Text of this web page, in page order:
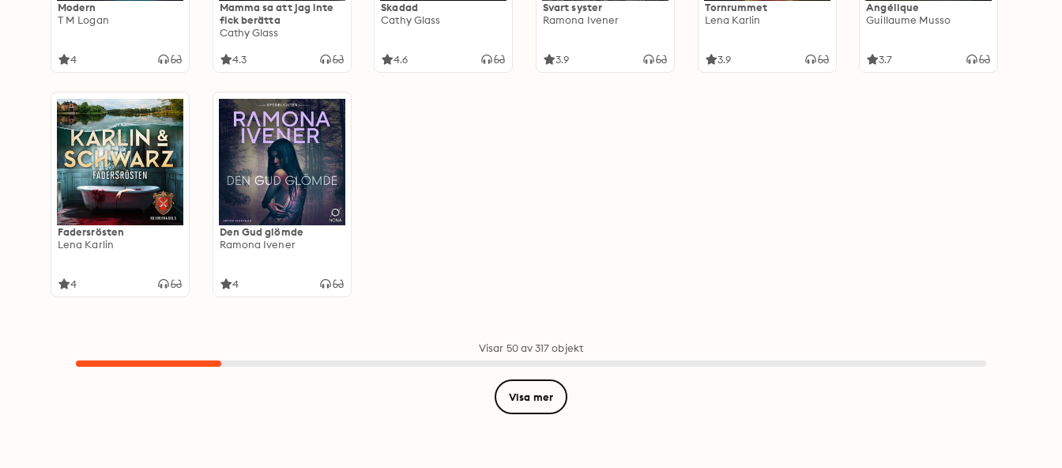
Modern
T M Logan
4
Mamma sa att jag inte
fick berätta
Cathy Glass
4.3
Skadad
Cathy Glass
4.6
Svart syster
Ramona Ivener
3.9
Tornrummet
Lena Karlin
3.9
Angélique
Guillaume Musso
3.7
Fadersrösten
Lena Karlin
4
Den Gud glömde
Ramona Ivener
4
Visar 50 av 317 objekt
Visa mer